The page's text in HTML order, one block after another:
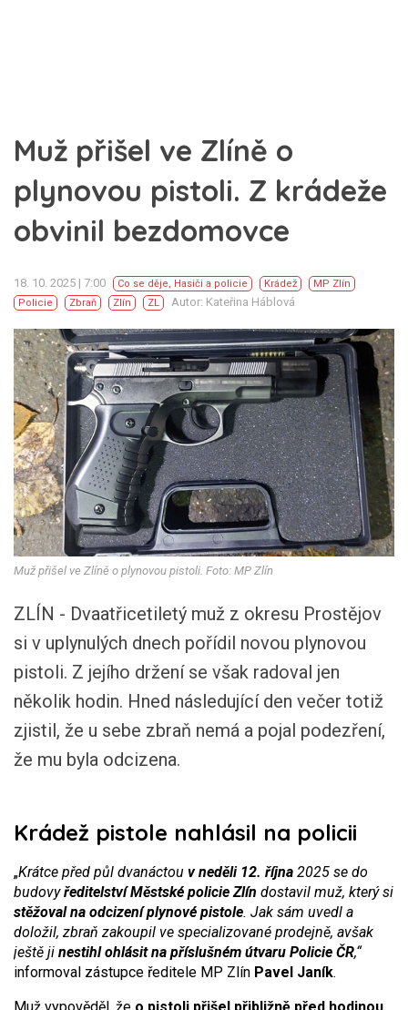
Muž přišel ve Zlíně o
plynovou pistoli. Z krádeže
obvinil bezdomovce
18. 10. 2025 | 7:00 Co se děje, Hasiči a policie Krádež
MP Zlín
Policie
Zbraň Zlín ZL Autor: Kateřina Háblová
Muž přišel ve Zlíně o plynovou pistoli. Foto: MP Zlín
ZLÍN - Dvaatřicetiletý muž z okresu Prostějov
si v uplynulých dnech pořídil novou plynovou
pistoli. Z jejího držení se však radoval jen
několik hodin. Hned následující den večer totiž
zjistil, že u sebe zbraň nemá a pojal podezření,
že mu byla odcizena.
Krádež pistole nahlásil na policii
„Krátce před půl dvanáctou v neděli 12. října 2025 se do
budovyředitelství Městské policie Zlín dostavil muž, který si
stěžoval na odcizení plynové pistole. Jak sám uvedl a
doložil, zbraň zakoupil ve specializované prodejně, avšak
ještě ji nestihl ohlásit na příslušném útvaru Policie ČR,“
informoval zástupce ředitele MP Zlín Pavel Janík.